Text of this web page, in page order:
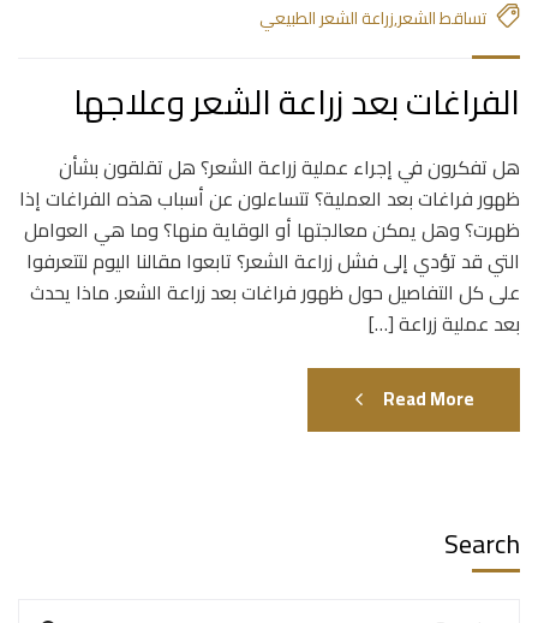
تساقط الشعر,زراعة الشعر الطبيعي
الفراغات بعد زراعة الشعر وعلاجها
هل تفكرون في إجراء عملية زراعة الشعر؟ هل تقلقون بشأن
ظهور فراغات بعد العملية؟ تتساءلون عن أسباب هذه الفراغات إذا
ظهرت؟ وهل يمكن معالجتها أو الوقاية منها؟ وما هي العوامل
التي قد تؤدي إلى فشل زراعة الشعر؟ تابعوا مقالنا اليوم لتتعرفوا
على كل التفاصيل حول ظهور فراغات بعد زراعة الشعر. ماذا يحدث
بعد عملية زراعة […]
Read More
Search